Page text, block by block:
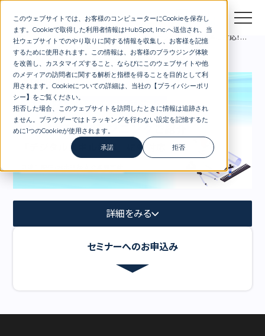
このウェブサイトでは、お客様のコンピューターにCookieを保存し
ます。Cookieで取得した利用者情報はHubSpot, Inc.へ送信され、当
社ウェブサイトでのやり取りに関する情報を収集し、お客様を記憶
するために使用されます。この情報は、お客様のブラウジング体験
を改善し、カスタマイズすること、ならびにこのウェブサイトや他
のメディアの訪問者に関する解析と指標を得ることを目的として利
用されます。Cookieについての詳細は、当社の【プライバシーポリ
シー】 をご覧ください。
拒否した場合、このウェブサイトを訪問したときに情報は追跡され
ません。ブラウザーではトラッキングを行わない設定を記憶するた
めに1つのCookieが使用されます。
承諾
拒否
お問合せ セミナー 資料DL
セミナー すぐ視聴可能：話題のデジタルスキル標準に対応！DX推進の基盤となるDX人材育成プランニングのご紹介
詳細をみる
セミナーへのお申込み